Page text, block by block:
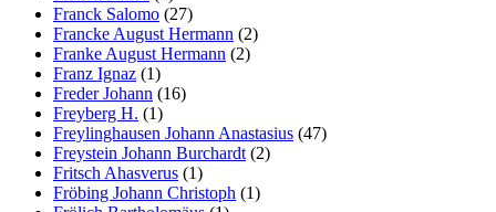
Franck Salomo (27)
Francke August Hermann (2)
Franke August Hermann (2)
Franz Ignaz (1)
Freder Johann (16)
Freyberg H. (1)
Freylinghausen Johann Anastasius (47)
Freystein Johann Burchardt (2)
Fritsch Ahasverus (1)
Fröbing Johann Christoph (1)